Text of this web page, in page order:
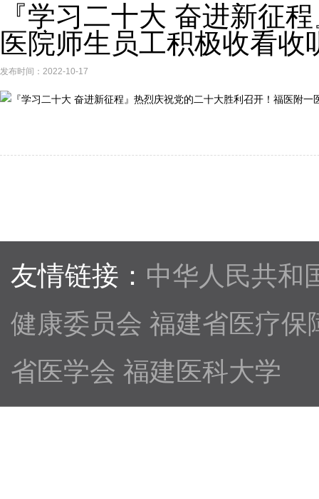
『学习二十大 奋进新征
医院师生员工积极收看收
发布时间：2022-10-17
友情链接： 中华人民共和
健康委员会 福建省医疗保
省医学会 福建医科大学